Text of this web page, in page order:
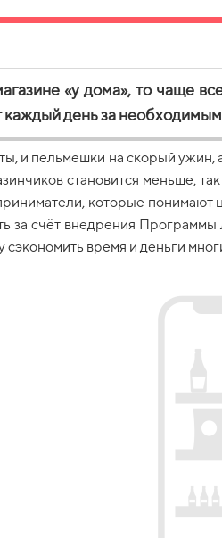
«у дома», то чаще
каждый день за
и пельмешки на скорый
становится меньше,
которые понимают
за счёт внедрения
сэкономить время и деньги